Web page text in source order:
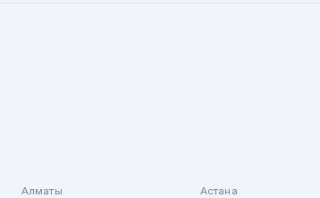
Алматы Астана